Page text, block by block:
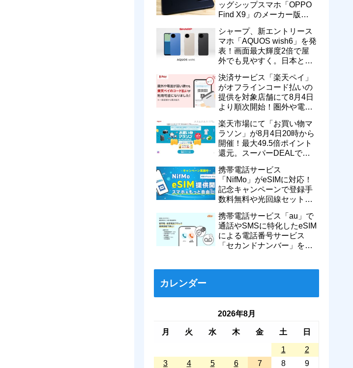
ッグシップスマホ「OPPO
Find X9」のメーカー版
げ！15万9800円に
シャープ、新エントリース
マホ「AQUOS wish6」を発
表！画面最大輝度2倍で屋
外でも見やすく。日本と台
売
決済サービス「楽天ペイ」
がオフラインコード払いの
提供を対象店舗にて8月4日
より順次開始！圏外や電波
に
楽天市場にて「お買い物マ
ラソン」が8月4日20時から
開催！最大49.5倍ポイント
還元。スーパーDEALで
など
携帯電話サービス
「NifMo」がeSIMに対応！
記念キャンペーンで登録手
数料無料や光回線セットで
770円割引に
携帯電話サービス「au」で
通話やSMSに特化したeSIM
による電話番号サービス
「セカンドナンバー」を提
カレンダー
2026年8月
月 火 水 木 金 土 日
1
2
3
4 5 6 7 8 9